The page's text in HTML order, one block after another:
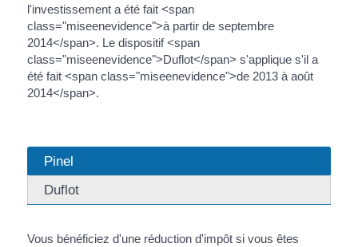
l'investissement a été fait <span
class="miseenevidence">à partir de septembre
2014</span>. Le dispositif <span
class="miseenevidence">Duflot</span> s'applique s'il a
été fait <span class="miseenevidence">de 2013 à août
2014</span>.
Pinel
Duflot
Vous bénéficiez d'une réduction d'impôt si vous êtes